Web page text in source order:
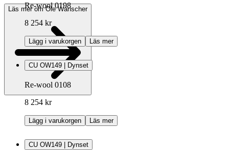
Läs mer om Ole Wanscher
Re-wool 0198
8 254 kr
Lägg i varukorgen Läs mer
CU OW149 | Dynset
Re-wool 0108
8 254 kr
Lägg i varukorgen Läs mer
CU OW149 | Dynset